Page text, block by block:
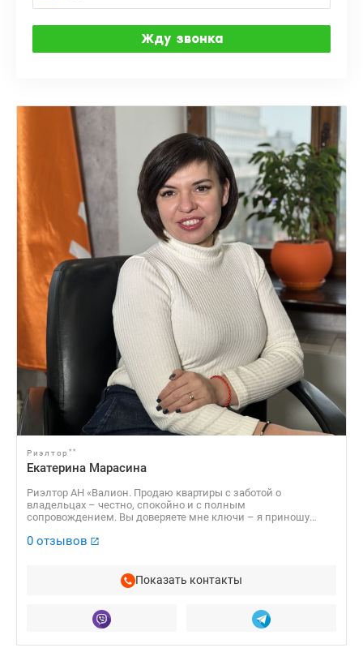
Риэлтор **
Екатерина Марасина
Риэлтор АН «Валион. Продаю квартиры с заботой о
владельцах – честно, спокойно и с полным
сопровождением. Вы доверяете мне ключи – я приношу
захочется возвращаться. Работаю так, чтобы вас не просто
0 отзывов
Показать контакты